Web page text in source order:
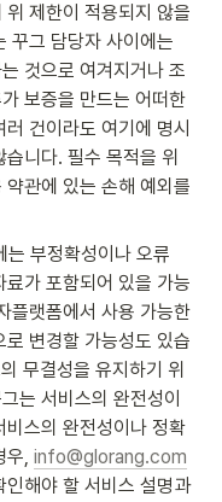
제한이 적용되지 않을
꾸그 담당자 사이에는
것으로 여겨지거나 조
보증을 만드는 어떠한
건이라도 여기에 명시
니다. 필수 목적을 위
관에 있는 손해 예외를
부정확성이나 오류
가 포함되어 있을 가능
플랫폼에서 사용 가능한
변경할 가능성도 있습
무결성을 유지하기 위
는 서비스의 완전성이
스의 완전성이나 정확
우, info@glorang.com
해야 할 서비스 설명과